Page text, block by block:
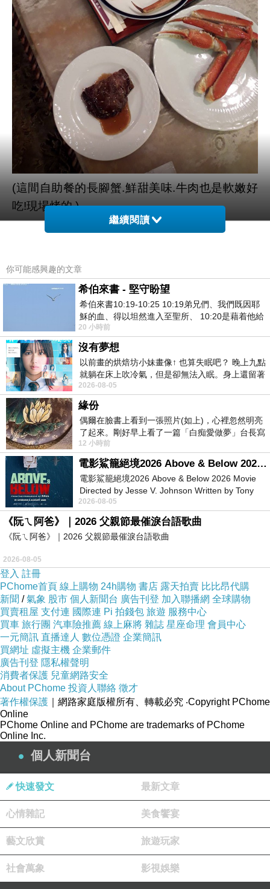
(這間自助餐的長腳蟹.鮮甜美味.牛肉也是軟嫩好
吃!現場烤的.)
因為北海道太多美食.我就是衝著這些美食才來的
長腳蟹.是"標配"!來到北海道如果沒有吃長腳蟹.
別告訴我你來過北海道
當然還有這裡的水果.雖然水果要看季節性.但是
哈密瓜一定不能錯過
上次我來的時候還有水蜜桃!但是這次太晚來.所
以就無緣享用.
但是能吃到哈密瓜.我已經滿足...
(小小一片哈密瓜要價日幣400.有點貴!但是我願
意花.吃下去就知道這是戀愛的滋味阿)
我本身其實不太喜歡吃生魚片.但是一兩片是可以
接受的範圍
但是這次來.我發現北海道的甜蝦.好甜.好好吃!
所以只要有甜蝦.我就會夾個好幾隻.雖然不是很
大隻
但新鮮好吃.入口即化!!!
我~喜~歡
(明年體檢的膽固醇.我看又要秀紅字了)
繼續閱讀
你可能感興趣的文章
希伯來書 - 堅守盼望
希伯來書10:19-10:25 10:19弟兄們、我們既因耶
穌的血、得以坦然進入至聖所、 10:20是藉着他給
我們開了一條又新又活的路從幔子經過
20 小時前
沒有夢想
以前畫的烘焙坊小妹畫像↑ 也算失眠吧？ 晚上九點
就躺在床上吹冷氣，但是卻無法入眠。身上還留著
四點多跑的六公里的疲
2026-08-05
緣份
偶爾在臉書上看到一張照片(如上)，心裡忽然明亮
了起來。剛好早上看了一篇「白痴愛做夢」台長寫
的貼文，在回顧年輕時瘋狂愛上
12 小時前
電影鯊籠絕境2026 Above & Below 2026 Movie
電影鯊籠絕境2026 Above & Below 2026 Movie
Directed by Jesse V. Johnson Written by Tony
Giordano Starring Laura Maran
2026-08-05
《阮ㄟ阿爸》｜2026 父親節最催淚台語歌曲
《阮ㄟ阿爸》｜2026 父親節最催淚台語歌曲
2026-08-05
登入 註冊
PChome首頁 線上購物 24h購物 書店 露天拍賣 比比昂代購
新聞 /氣象 股市 個人新聞台 廣告刊登 加入聯播網 全球購物
買賣租屋 支付連 國際連 Pi 拍錢包 旅遊 服務中心
買車 旅行團 汽車險推薦 線上麻將 雜誌 星座命理 會員中心
一元簡訊 直播達人 數位憑證 企業簡訊
買網址 虛擬主機 企業郵件
廣告刊登 隱私權聲明
消費者保護 兒童網路安全
About PChome 投資人聯絡 徵才
著作權保護 ｜網路家庭版權所有、轉載必究 ‧Copyright PChome
Online
PChome Online and PChome are trademarks of PChome
Online Inc.
個人新聞台
快速發文 最新文章
心情雜記 美食饗宴
藝文欣賞 旅遊玩家
社會萬象 影視娛樂